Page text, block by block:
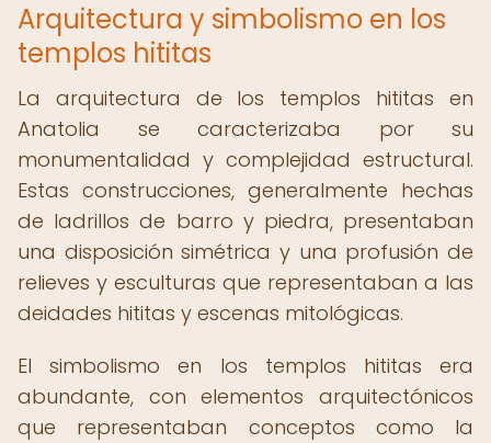
Arquitectura y simbolismo en los
templos hititas
La arquitectura de los templos hititas en
Anatolia se caracterizaba por su
monumentalidad y complejidad estructural.
Estas construcciones, generalmente hechas
de ladrillos de barro y piedra, presentaban
una disposición simétrica y una profusión de
relieves y esculturas que representaban a las
deidades hititas y escenas mitológicas.
El simbolismo en los templos hititas era
abundante, con elementos arquitectónicos
que representaban conceptos como la